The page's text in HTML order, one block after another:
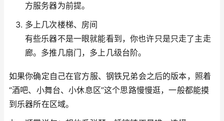
方服务器为前提。
多上几次楼梯、房间
有些乐器不是一眼就能看到，你也许只是只走了主走
廊。多推几扇门，多上几级台阶。
如果你确定自己在官方服、钢铁兄弟会之后的版本，照着
“酒吧、小舞台、小休息区”这个思路慢慢逛，一般都能摸
到乐器所在区域。